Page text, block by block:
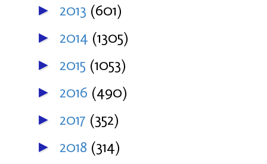
► 2013 (601)
► 2014 (1305)
► 2015 (1053)
► 2016 (490)
► 2017 (352)
► 2018 (314)